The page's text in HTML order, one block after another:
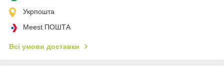
Укрпошта
Meest ПОШТА
Всі умови доставки